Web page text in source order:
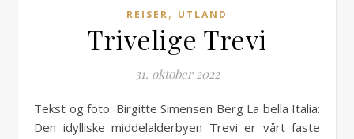
REISER, UTLAND
Trivelige Trevi
31. oktober 2022
Tekst og foto: Birgitte Simensen Berg La bella Italia:
Den idylliske middelalderbyen Trevi er vårt faste